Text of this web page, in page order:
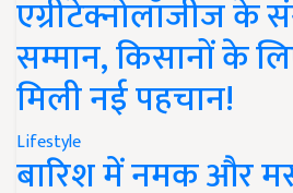
एग्रीटेक्नोलॉजीज के
सम्मान, किसानों के
मिली नई पहचान!
Lifestyle
बारिश में नमक और